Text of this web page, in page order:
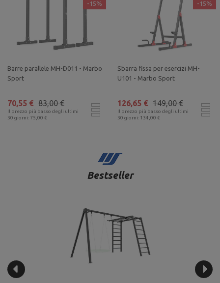
-15%
Barre parallele MH-D011 - Marbo
Sport
Il prezzo più basso degli ultimi
30 giorni: 75,00 €
83,00 €
70,55 €
-15%
Sbarra fissa per esercizi MH-
U101 - Marbo Sport
Il prezzo più basso degli ultimi
30 giorni: 134,00 €
149,00 €
126,65 €
Bestseller